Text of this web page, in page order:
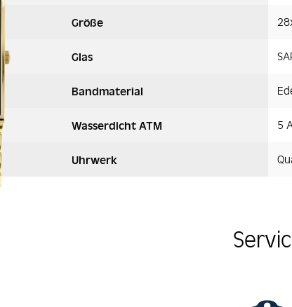
Größe
Glas
Bandmaterial
Wasserdicht ATM 5
Uhrwerk